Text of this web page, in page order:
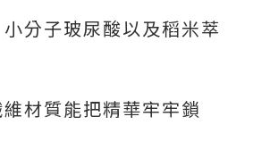
分子玻尿酸以及稻米萃
材質能把精華牢牢鎖